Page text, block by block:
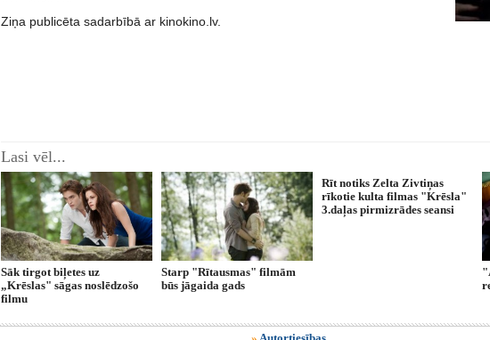
Ziņa publicēta sadarbībā ar kinokino.lv.
Lasi vēl...
Sāk tirgot biļetes uz
„Krēslas" sāgas noslēdzošo
filmu
Starp "Rītausmas" filmām
būs jāgaida gads
Rīt notiks Zelta Zivtiņas
rīkotie kulta filmas "Krēsla"
3.daļas pirmizrādes seansi